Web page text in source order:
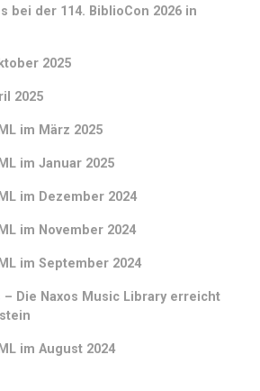
bei der 114. BiblioCon 2026 in
2025
2025
im März 2025
im Januar 2025
im Dezember 2024
im November 2024
im September 2024
Die Naxos Music Library erreicht
im August 2024